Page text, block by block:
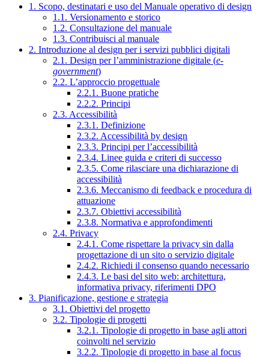
1. Scopo, destinatari e uso del Manuale operativo di design
1.1. Versionamento e storico
1.2. Consultazione del manuale
1.3. Contribuisci al manuale
2. Introduzione al design per i servizi pubblici digitali
2.1. Design per l’amministrazione digitale (e-
government)
2.2. L’approccio progettuale
2.2.1. Buone pratiche
2.2.2. Principi
2.3. Accessibilità
2.3.1. Definizione
2.3.2. Accessibilità by design
2.3.3. Principi per l’accessibilità
2.3.4. Linee guida e criteri di successo
2.3.5. Come rilasciare una dichiarazione di
accessibilità
2.3.6. Meccanismo di feedback e procedura di
attuazione
2.3.7. Obiettivi accessibilità
2.3.8. Normativa e approfondimenti
2.4. Privacy
2.4.1. Come rispettare la privacy sin dalla
progettazione di un sito o servizio digitale
2.4.2. Richiedi il consenso quando necessario
2.4.3. Le basi del sito web: architettura,
informativa privacy, riferimenti DPO
3. Pianificazione, gestione e strategia
3.1. Obiettivi del progetto
3.2. Tipologie di progetti
3.2.1. Tipologie di progetto in base agli attori
coinvolti nel servizio
3.2.2. Tipologie di progetto in base al focus